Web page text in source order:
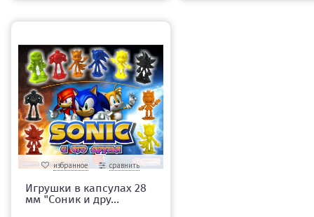
избранное сравнить
Игрушки в капсулах 28
мм "Соник и дру...